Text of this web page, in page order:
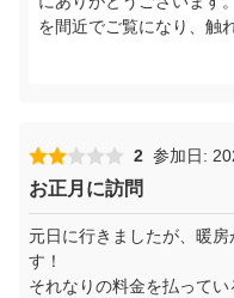
を間近でご覧になり、触
ただけたとのこと、大
いただけたようで何より
より感謝申し上げます。
スタッフ一同楽しみにお
2 参加日:
お正月に訪問
元日に行きましたが、暖
す！
それなりの料金を払って